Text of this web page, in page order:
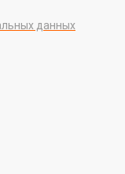
данных